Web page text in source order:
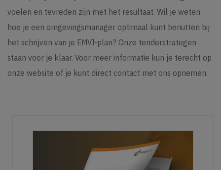
voelen en tevreden zijn met het resultaat. Wil je weten
hoe je een omgevingsmanager optimaal kunt benutten bij
het schrijven van je EMVI-plan? Onze tenderstrategen
staan voor je klaar. Voor meer informatie kun je terecht op
onze website of je kunt direct contact met ons opnemen.